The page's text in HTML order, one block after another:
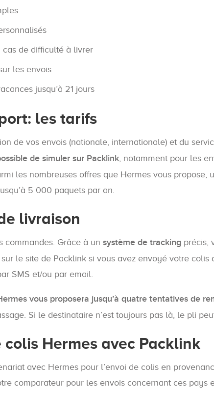
cas de difficulté à livrer
les envois
jusqu’à 21 jours
les tarifs
de vos envois (nationale, internationale) et du
de simuler sur Packlink, notamment pour les
les nombreuses offres que Hermes vous
5 000 paquets par an.
livraison
commandes. Grâce à un système de tracking précis,
le site de Packlink si vous avez envoyé votre
SMS et/ou par email.
vous proposera jusqu’à quatre tentatives de
Si le destinataire n’est toujours pas là, le pli
colis Hermes avec Packlink
avec Hermes pour l’envoi de colis en
comparateur pour les envois concernant ces pays